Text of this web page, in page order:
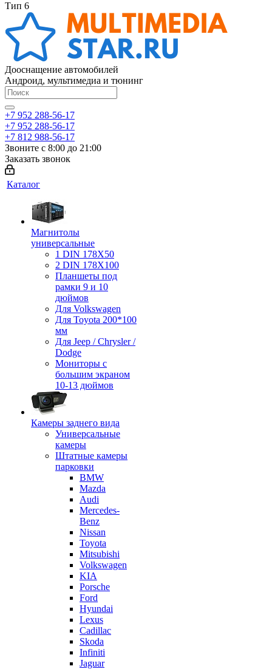
Тип 6
Дооснащение автомобилей
Андроид, мультимедиа и тюнинг
+7 952 288-56-17
+7 952 288-56-17
+7 812 988-56-17
Звоните с 8:00 до 21:00
Заказать звонок
Каталог
Магнитолы
универсальные
1 DIN 178X50
2 DIN 178X100
Планшеты под
рамки 9 и 10
дюймов
Для Volkswagen
Для Toyota 200*100
мм
Для Jeep / Chrysler /
Dodge
Мониторы с
большим экраном
10-13 дюймов
Камеры заднего вида
Универсальные
камеры
Штатные камеры
парковки
BMW
Mazda
Audi
Mercedes-
Benz
Nissan
Toyota
Mitsubishi
Volkswagen
KIA
Porsche
Ford
Hyundai
Lexus
Cadillac
Skoda
Infiniti
Jaguar